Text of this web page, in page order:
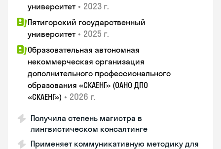
университет • 2023 г.
Пятигорский государственный
университет • 2025 г.
Образовательная автономная
некоммерческая организация
дополнительного профессионального
образования «СКАЕНГ» (ОАНО ДПО
«СКАЕНГ») • 2026 г.
Получила степень магистра в
лингвистическом консалтинге
Применяет коммуникативную методику для